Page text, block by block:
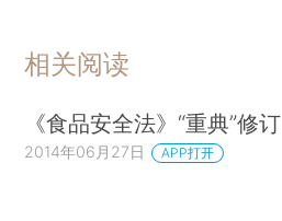
相关阅读
《食品安全法》“重典”修订
2014年06月27日 APP打开